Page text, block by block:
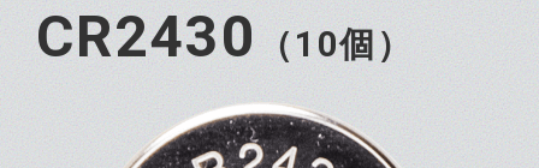
CR2430（10個）